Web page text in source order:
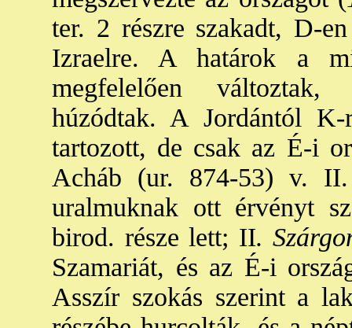
ter. 2 részre szakadt, D-
Izraelre. A határok a
megfelelően változtak,
húzódtak. A Jordántól K-
tartozott, de csak az É-i
Acháb (ur. 874-53) v. II.
uralmuknak ott érvényt
birod. része lett; II.
Szamariát, és az É-i
Asszír szokás szerint a